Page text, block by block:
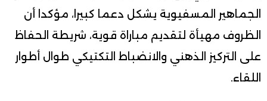
الجماهير المسفيوية يشكل دعما كبيرا، مؤكدا أن
الظروف مهيأة لتقديم مباراة قوية، شريطة الحفاظ
على التركيز الذهني والانضباط التكتيكي طوال أطوار
اللقاء.